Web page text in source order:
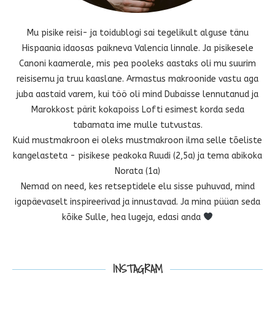
Mu pisike reisi- ja toidublogi sai tegelikult alguse tänu
Hispaania idaosas paikneva Valencia linnale. Ja pisikesele
Canoni kaamerale, mis pea pooleks aastaks oli mu suurim
reisisemu ja truu kaaslane. Armastus makroonide vastu aga
juba aastaid varem, kui töö oli mind Dubaisse lennutanud ja
Marokkost pärit kokapoiss Lofti esimest korda seda
tabamata ime mulle tutvustas.
Kuid mustmakroon ei oleks mustmakroon ilma selle tõeliste
kangelasteta - pisikese peakoka Ruudi (2,5a) ja tema abikoka
Norata (1a)
Nemad on need, kes retseptidele elu sisse puhuvad, mind
igapäevaselt inspireerivad ja innustavad. Ja mina püüan seda
kõike Sulle, hea lugeja, edasi anda
INSTAGRAM